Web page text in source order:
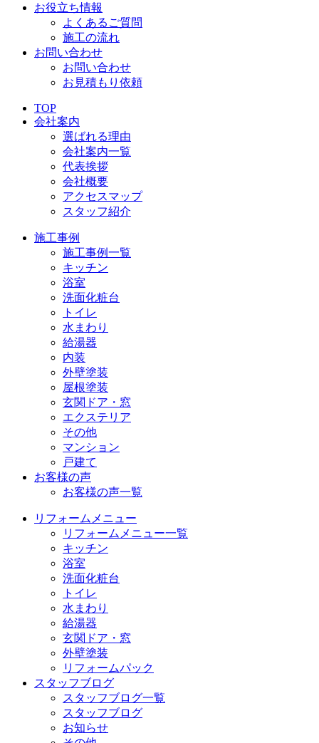
お役立ち情報
よくあるご質問
施工の流れ
お問い合わせ
お問い合わせ
お見積もり依頼
TOP
会社案内
選ばれる理由
会社案内一覧
代表挨拶
会社概要
アクセスマップ
スタッフ紹介
施工事例
施工事例一覧
キッチン
浴室
洗面化粧台
トイレ
水まわり
給湯器
内装
外壁塗装
屋根塗装
玄関ドア・窓
エクステリア
その他
マンション
戸建て
お客様の声
お客様の声一覧
リフォームメニュー
リフォームメニュー一覧
キッチン
浴室
洗面化粧台
トイレ
水まわり
給湯器
玄関ドア・窓
外壁塗装
リフォームパック
スタッフブログ
スタッフブログ一覧
スタッフブログ
お知らせ